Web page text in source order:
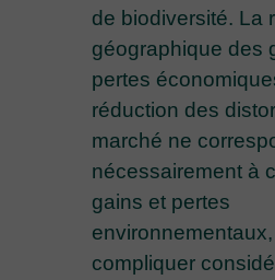
de biodiversité. La
géographique des
pertes
réduction des
marché ne
nécessairement à
gains et pertes
compliquer